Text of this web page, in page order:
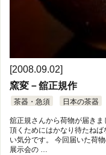
[2008.09.02]
窯変－舘正規作
茶器・急須 日本の茶器
舘正規さんから荷物が届き
頂くためにはかなり待たね
い気分です。 今回届いた荷
展示会の …